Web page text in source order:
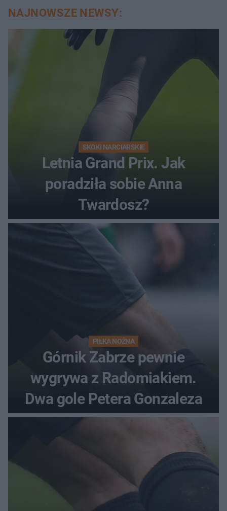
NAJNOWSZE NEWSY:
SKOKI NARCIARSKIE
Letnia Grand Prix. Jak
poradziła sobie Anna
Twardosz?
PIŁKA NOŻNA
Górnik Zabrze pewnie
wygrywa z Radomiakiem.
Dwa gole Petera Gonzaleza